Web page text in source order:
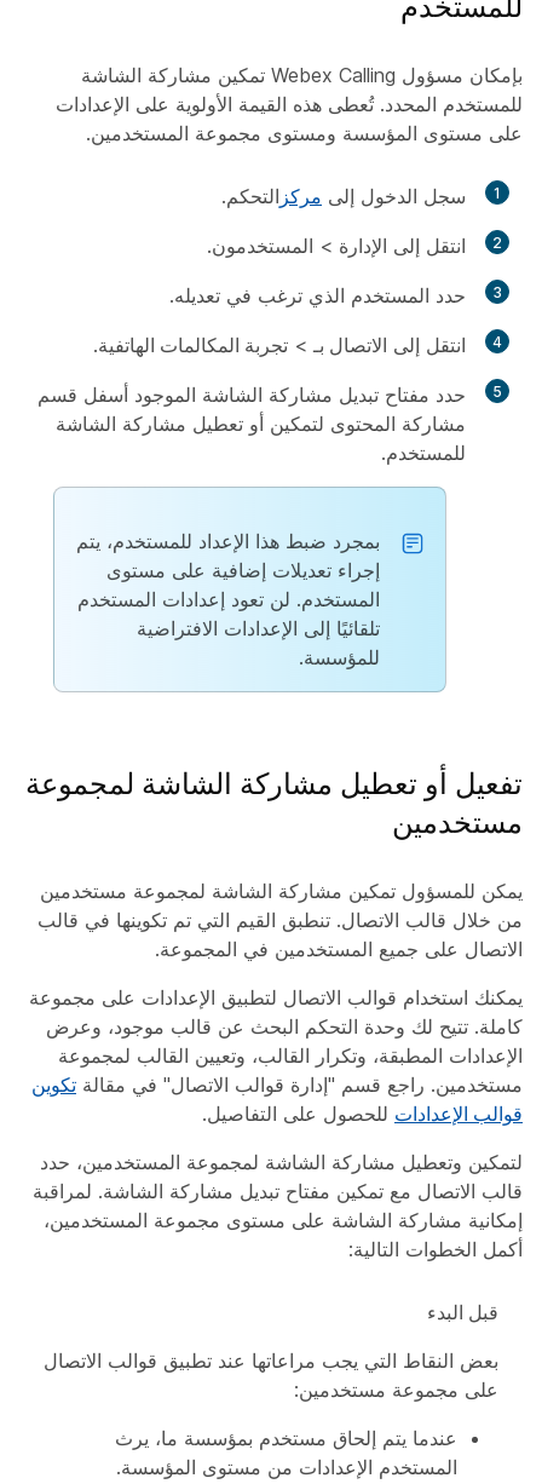
بإمكان مسؤول Webex Calling تمكين مشاركة الشاشة
للمستخدم المحدد. تُعطى هذه القيمة الأولوية على الإعدادات
على مستوى المؤسسة ومستوى مجموعة المستخدمين.
1 سجل الدخول إلى مركز التحكم.
2 انتقل إلى الإدارة > المستخدمون.
3 حدد المستخدم الذي ترغب في تعديله.
4 انتقل إلى الاتصال بـ> تجربة المكالمات الهاتفية.
5 حدد مفتاح تبديل مشاركة الشاشة الموجود أسفل قسم
مشاركة المحتوى لتمكين أو تعطيل مشاركة الشاشة
للمستخدم.
بمجرد ضبط هذا الإعداد للمستخدم، يتم
إجراء تعديلات إضافية على مستوى
المستخدم. لن تعود إعدادات المستخدم
تلقائيًا إلى الإعدادات الافتراضية
للمؤسسة.
تفعيل أو تعطيل مشاركة الشاشة لمجموعة
مستخدمين
يمكن للمسؤول تمكين مشاركة الشاشة لمجموعة مستخدمين
من خلال قالب الاتصال. تنطبق القيم التي تم تكوينها في قالب
الاتصال على جميع المستخدمين في المجموعة.
يمكنك استخدام قوالب الاتصال لتطبيق الإعدادات على مجموعة
كاملة. تتيح لك وحدة التحكم البحث عن قالب موجود، وعرض
الإعدادات المطبقة، وتكرار القالب، وتعيين القالب لمجموعة
مستخدمين. راجع قسم "إدارة قوالب الاتصال" في مقالة تكوين
قوالب الإعدادات للحصول على التفاصيل.
لتمكين وتعطيل مشاركة الشاشة لمجموعة المستخدمين، حدد
قالب الاتصال مع تمكين مفتاح تبديل مشاركة الشاشة. لمراقبة
إمكانية مشاركة الشاشة على مستوى مجموعة المستخدمين،
أكمل الخطوات التالية:
قبل البدء
بعض النقاط التي يجب مراعاتها عند تطبيق قوالب الاتصال
على مجموعة مستخدمين:
عندما يتم إلحاق مستخدم بمؤسسة ما، يرث
المستخدم الإعدادات من مستوى المؤسسة.